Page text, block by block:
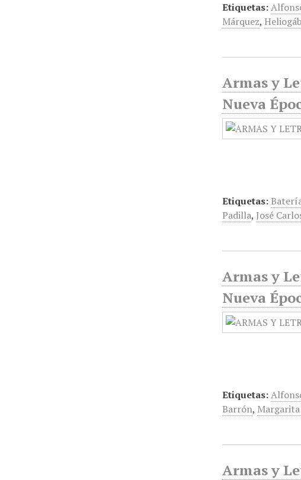
Etiquetas:
Márquez,
Armas y
Nueva
Etiquetas:
Padilla, José
Armas y
Nueva
Etiquetas:
Barrón,
Armas y